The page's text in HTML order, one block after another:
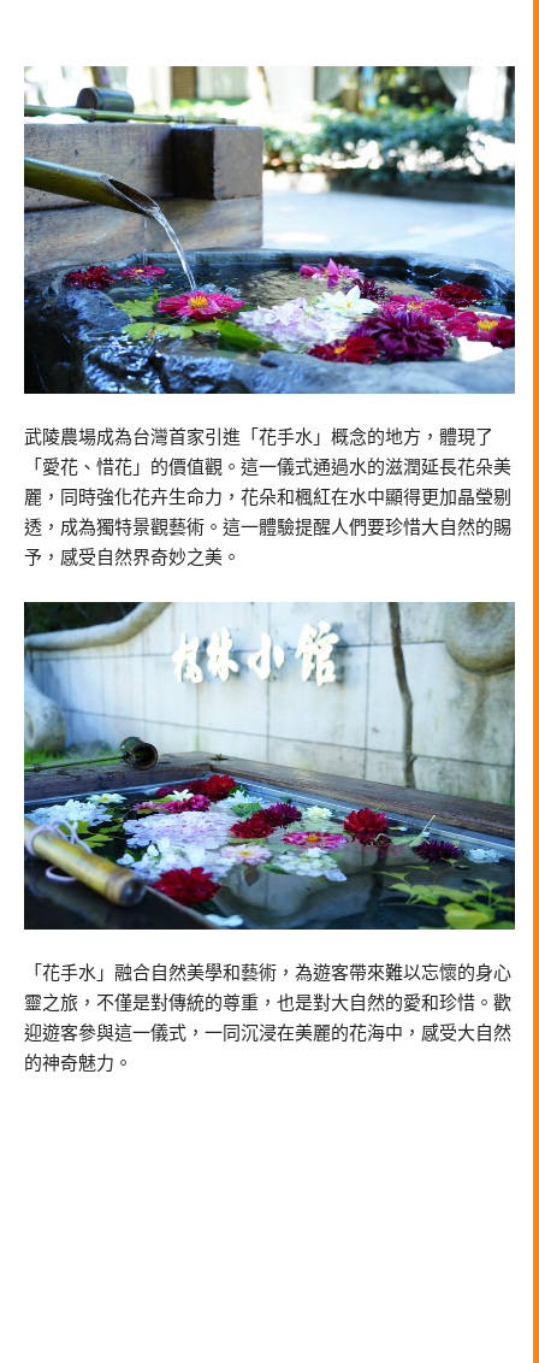
武陵農場成為台灣首家引進「花手水」概念的地方，體現了
「愛花、惜花」的價值觀。這一儀式通過水的滋潤延長花朵美
麗，同時強化花卉生命力，花朵和楓紅在水中顯得更加晶瑩剔
透，成為獨特景觀藝術。這一體驗提醒人們要珍惜大自然的賜
予，感受自然界奇妙之美。
「花手水」融合自然美學和藝術，為遊客帶來難以忘懷的身心
靈之旅，不僅是對傳統的尊重，也是對大自然的愛和珍惜。歡
迎遊客參與這一儀式，一同沉浸在美麗的花海中，感受大自然
的神奇魅力。